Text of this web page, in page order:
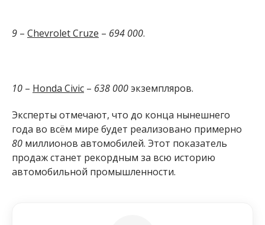
9 – Chevrolet Cruze – 694 000.
10 – Honda Civic – 638 000экземпляров.
Эксперты отмечают, что до конца нынешнего
года во всём мире будет реализовано примерно
80 миллионов автомобилей. Этот показатель
продаж станет рекордным за всю историю
автомобильной промышленности.